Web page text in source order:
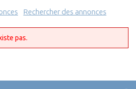
Rechercher des annonces
pas.